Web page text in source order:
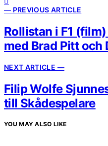
— PREVIOUS ARTICLE
Rollistan i F1
med Brad Pitt och
NEXT ARTICLE —
Filip Wolfe
till Skådespelare
YOU MAY ALSO LIKE